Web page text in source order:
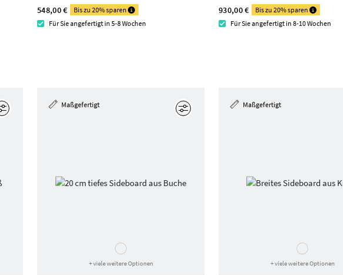
548,00 €
Bis zu 20% sparen
Für Sie angefertigt in 5-8 Wochen
930,00 €
Bis zu 20% sparen
Für Sie angefertigt in 8-10 Wochen
Maßgefertigt
+ viele weitere Optionen
Maßgefertigt
+ viele weitere Optionen